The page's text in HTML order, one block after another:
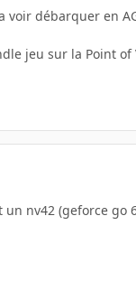
débarquer en
jeu sur la Point of
nv42 (geforce go